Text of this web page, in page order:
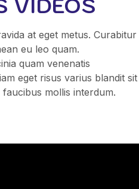
VÍDEOS
at eget metus. Curabitur
eu leo quam.
quam venenatis
eget risus varius blandit sit
mollis interdum.